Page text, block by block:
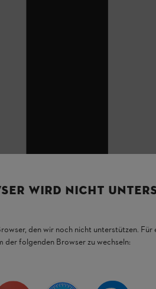
WIRD NICHT
den wir noch nicht unterstützen.
der folgenden Browser zu wechseln: